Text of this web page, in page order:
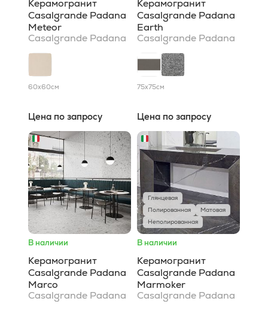
Керамогранит
Casalgrande Padana
Meteor
Casalgrande Padana
60x60см
Цена по запросу
Керамогранит
Casalgrande Padana
Earth
Casalgrande Padana
75x75см
Цена по запросу
В наличии
Керамогранит
Casalgrande Padana
Marco
Casalgrande Padana
Глянцевая
Полированная
Матовая
Неполированная
В наличии
Керамогранит
Casalgrande Padana
Marmoker
Casalgrande Padana